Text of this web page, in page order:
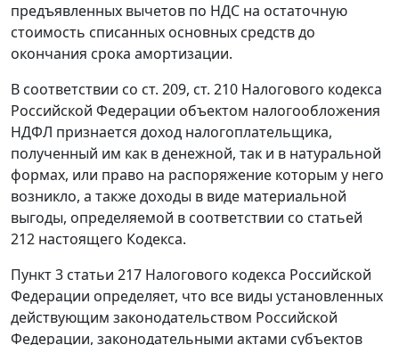
предъявленных вычетов по НДС на остаточную
стоимость списанных основных средств до
окончания срока амортизации.
В соответствии со ст. 209, ст. 210 Налогового кодекса
Российской Федерации объектом налогообложения
НДФЛ признается доход налогоплательщика,
полученный им как в денежной, так и в натуральной
формах, или право на распоряжение которым у него
возникло, а также доходы в виде материальной
выгоды, определяемой в соответствии со статьей
212 настоящего Кодекса.
Пункт 3 статьи 217 Налогового кодекса Российской
Федерации определяет, что все виды установленных
действующим законодательством Российской
Федерации, законодательными актами субъектов